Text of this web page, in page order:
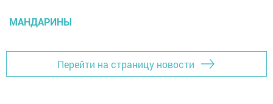
МАНДАРИНЫ
Перейти на страницу новости